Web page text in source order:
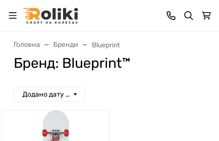
Головна Бренди Blueprint
Бренд: Blueprint™
Додано дату спад